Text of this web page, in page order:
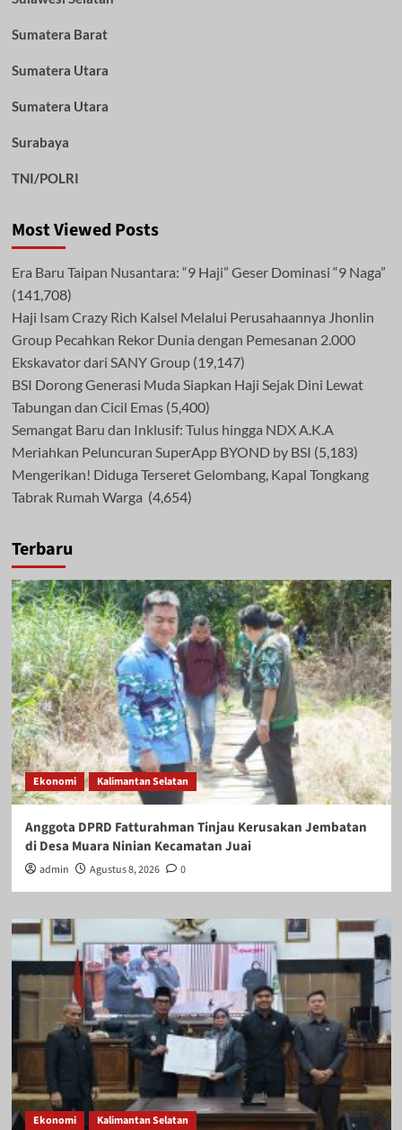
Sumatera Barat
Sumatera Utara
Sumatera Utara
Surabaya
TNI/POLRI
Most Viewed Posts
Era Baru Taipan Nusantara: “9 Haji” Geser Dominasi “9 Naga”
(141,708)
Haji Isam Crazy Rich Kalsel Melalui Perusahaannya Jhonlin
Group Pecahkan Rekor Dunia dengan Pemesanan 2.000
Ekskavator dari SANY Group (19,147)
BSI Dorong Generasi Muda Siapkan Haji Sejak Dini Lewat
Tabungan dan Cicil Emas (5,400)
Semangat Baru dan Inklusif: Tulus hingga NDX A.K.A
Meriahkan Peluncuran SuperApp BYOND by BSI (5,183)
Mengerikan! Diduga Terseret Gelombang, Kapal Tongkang
Tabrak Rumah Warga (4,654)
Terbaru
Ekonomi Kalimantan Selatan
Anggota DPRD Fatturahman Tinjau Kerusakan Jembatan
di Desa Muara Ninian Kecamatan Juai
admin Agustus 8, 2026 0
Ekonomi Kalimantan Selatan